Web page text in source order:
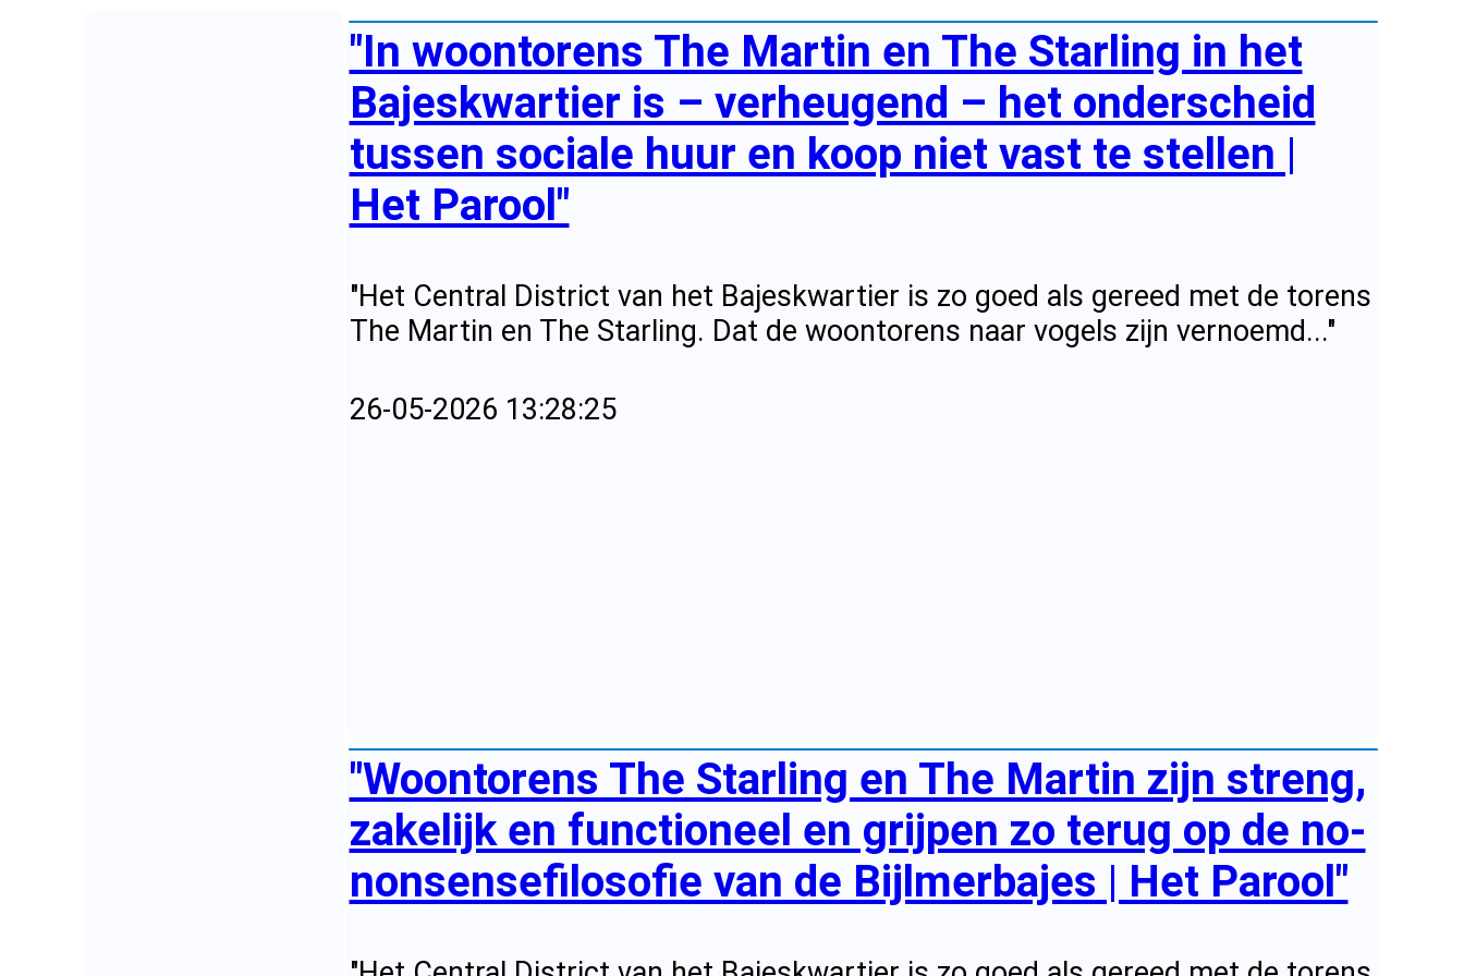
"In woontorens The Martin en The Starling in het
Bajeskwartier is – verheugend – het onderscheid
tussen sociale huur en koop niet vast te stellen |
Het Parool"
"Het Central District van het Bajeskwartier is zo goed als gereed met de torens
The Martin en The Starling. Dat de woontorens naar vogels zijn vernoemd..."
26-05-2026 13:28:25
"Woontorens The Starling en The Martin zijn streng,
zakelijk en functioneel en grijpen zo terug op de no-
nonsensefilosofie van de Bijlmerbajes | Het Parool"